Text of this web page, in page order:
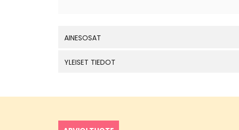
AINESOSAT
YLEISET TIEDOT